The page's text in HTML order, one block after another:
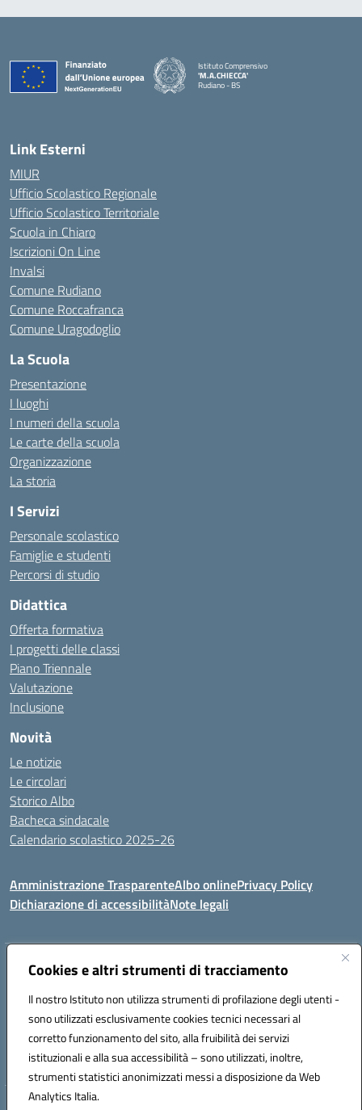
Cookies e altri strumenti di tracciamento
Il nostro Istituto non utilizza strumenti di profilazione degli utenti -
sono utilizzati esclusivamente cookies tecnici necessari al
corretto funzionamento del sito, alla fruibilità dei servizi
istituzionali e alla sua accessibilità – sono utilizzati, inoltre,
strumenti statistici anonimizzati messi a disposizione da Web
Analytics Italia.
Istituto Comprensivo
'M.A.CHIECCA'
Rudiano - BS
Link Esterni
MIUR
Ufficio Scolastico Regionale
Ufficio Scolastico Territoriale
Scuola in Chiaro
Iscrizioni On Line
Invalsi
Comune Rudiano
Comune Roccafranca
Comune Uragodoglio
La Scuola
Presentazione
I luoghi
I numeri della scuola
Le carte della scuola
Organizzazione
La storia
I Servizi
Personale scolastico
Famiglie e studenti
Percorsi di studio
Didattica
Offerta formativa
I progetti delle classi
Piano Triennale
Valutazione
Inclusione
Novità
Le notizie
Le circolari
Storico Albo
Bacheca sindacale
Calendario scolastico 2025-26
Amministrazione TrasparenteAlbo onlinePrivacy Policy
Dichiarazione di accessibilitàNote legali
Indirizzo:VIA A. DE GASPERI, 41 RUDIANO 25030 RUDIANO
Posta elettronica certificata (PEC):bsic86100r@pec.istruzione.it
Codice fiscale: 82002390175
Codice meccanografico: BSIC86100R